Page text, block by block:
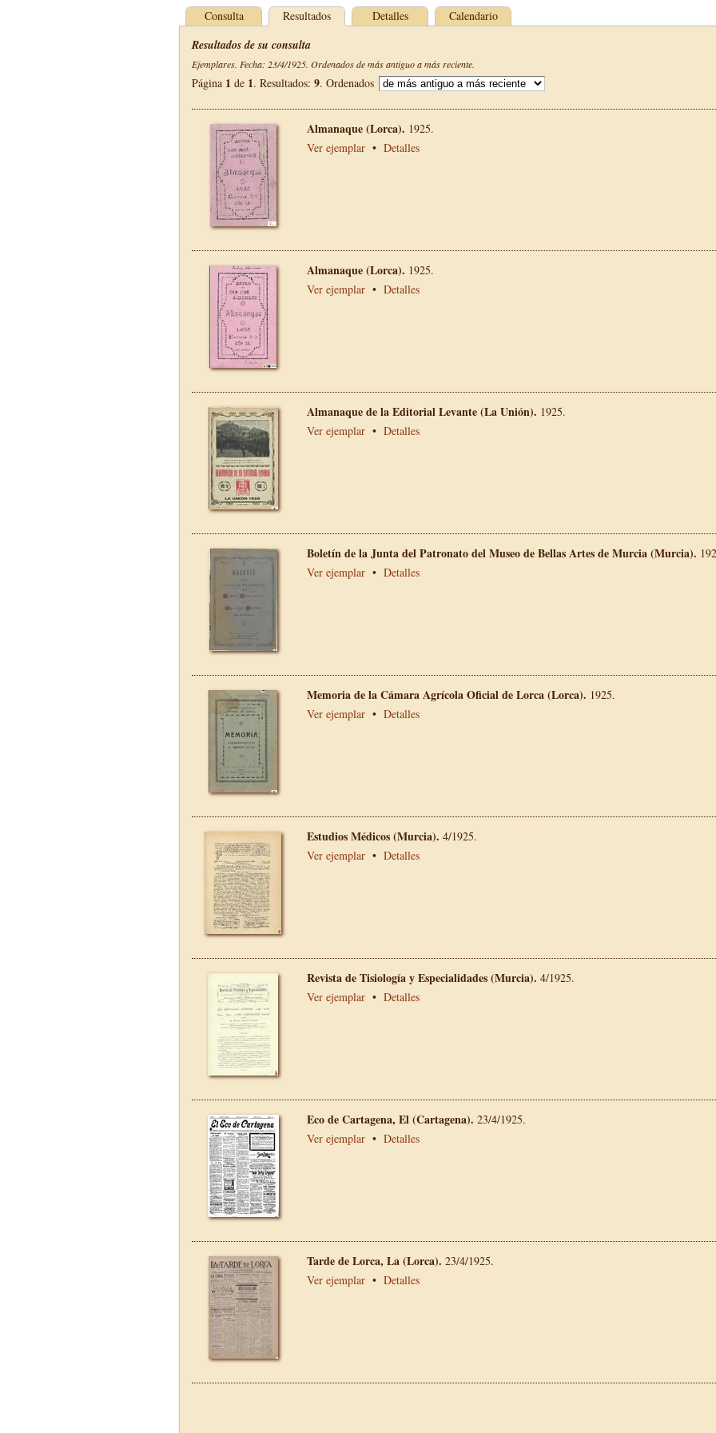
Consulta Resultados Detalles Calendario
Resultados de su consulta
Ejemplares. Fecha: 23/4/1925. Ordenados de más antiguo a más reciente.
Página 1 de 1. Resultados: 9. Ordenados
Almanaque (Lorca). 1925.
Ver ejemplar • Detalles
Almanaque (Lorca). 1925.
Ver ejemplar • Detalles
Almanaque de la Editorial Levante (La Unión). 1925.
Ver ejemplar • Detalles
Boletín de la Junta del Patronato del Museo de Bellas Artes de Murcia (Murcia).
Ver ejemplar • Detalles
Memoria de la Cámara Agrícola Oficial de Lorca (Lorca). 1925.
Ver ejemplar • Detalles
Estudios Médicos (Murcia). 4/1925.
Ver ejemplar • Detalles
Revista de Tisiología y Especialidades (Murcia). 4/1925.
Ver ejemplar • Detalles
Eco de Cartagena, El (Cartagena). 23/4/1925.
Ver ejemplar • Detalles
Tarde de Lorca, La (Lorca). 23/4/1925.
Ver ejemplar • Detalles